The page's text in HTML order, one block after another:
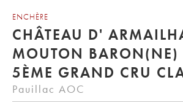
ENCHÈRE
CHÂTEAU D'
MOUTON BARON(NE)
Pauillac AOC